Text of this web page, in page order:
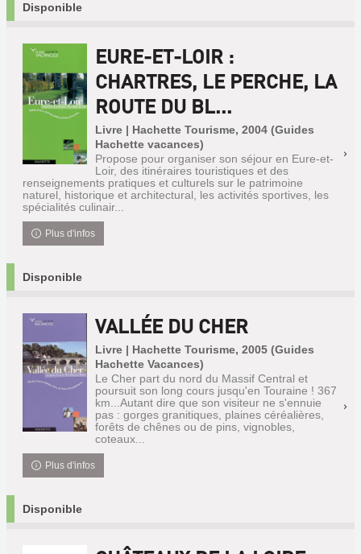
Disponible
EURE-ET-LOIR :
CHARTRES, LE PERCHE, LA
ROUTE DU BL...
Livre | Hachette Tourisme, 2004 (Guides
Hachette vacances)
Propose pour organiser son séjour en Eure-et-
Loir, des itinéraires touristiques et des
renseignements pratiques et culturels sur le patrimoine
naturel, historique et architectural, les activités sportives, les
spécialités culinair...
Plus d'infos
Disponible
VALLÉE DU CHER
Livre | Hachette Tourisme, 2005 (Guides
Hachette Vacances)
Le Cher part du nord du Massif Central et
poursuit son long cours jusqu'en Touraine ! 367
km...Autant dire que son visiteur ne s'ennuie
pas : gorges granitiques, plaines céréalières,
forêts de chênes ou de pins, vignobles,
coteaux...
Plus d'infos
Disponible